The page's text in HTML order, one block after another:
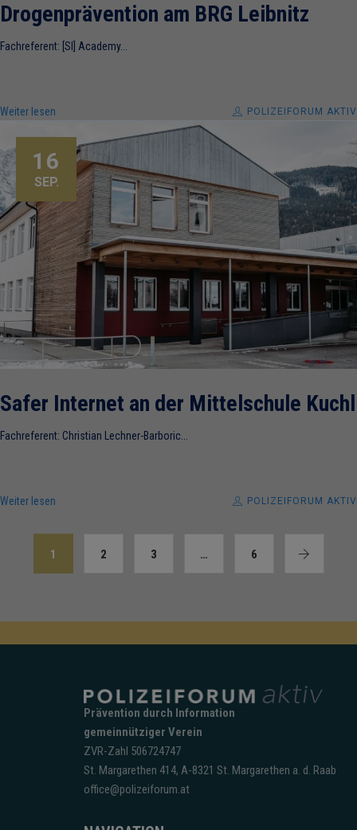
Drogenprävention am BRG Leibnitz
Fachreferent: [SI] Academy...
Weiter lesen POLIZEIFORUM AKTIV
16
SEP.
Safer Internet an der Mittelschule Kuchl
Fachreferent: Christian Lechner-Barboric...
Weiter lesen POLIZEIFORUM AKTIV
1 2 3 … 6
Prävention durch Information
gemeinnütziger Verein
ZVR-Zahl 506724747
St. Margarethen 414, A-8321 St. Margarethen a. d. Raab
office@polizeiforum.at